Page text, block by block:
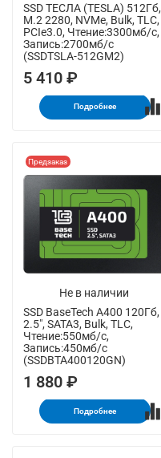
SSD ТЕСЛА (TESLA) 512Гб,
M.2 2280, NVMe, Bulk, TLC,
PCIe3.0, Чтение:3300мб/с,
Запись:2700мб/с
(SSDTSLA-512GM2)
5 410 ₽
Подробнее
Не в наличии
Предзаказ
SSD BaseTech A400 120Гб,
2.5", SATA3, Bulk, TLC,
Чтение:550мб/с,
Запись:450мб/с
(SSDBTA400120GN)
1 880 ₽
Подробнее